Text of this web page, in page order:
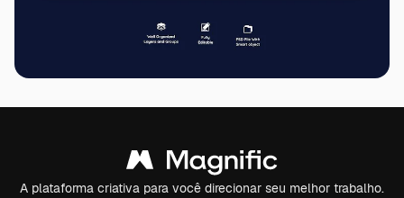
A plataforma criativa para você direcionar seu melhor trabalho.